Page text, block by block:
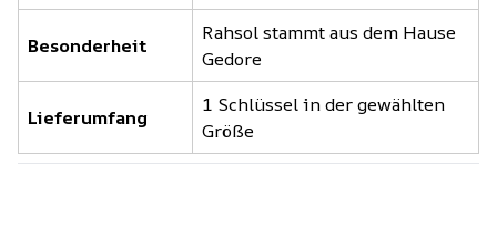
Besonderheit
Rahsol stammt aus dem Hause
Gedore
Lieferumfang
1 Schlüssel in der gewählten
Größe